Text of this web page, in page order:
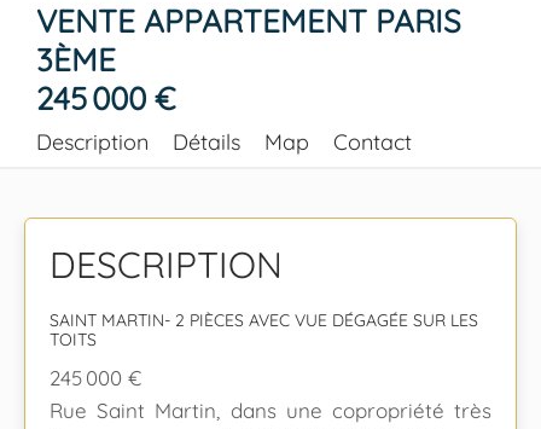
VENTE APPARTEMENT PARIS
3ÈME
245 000 €
Description Détails Map Contact
DESCRIPTION
SAINT MARTIN- 2 PIÈCES AVEC VUE DÉGAGÉE SUR LES
TOITS
245 000 €
Rue Saint Martin, dans une copropriété très